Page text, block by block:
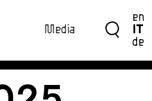
Media
en
IT
de